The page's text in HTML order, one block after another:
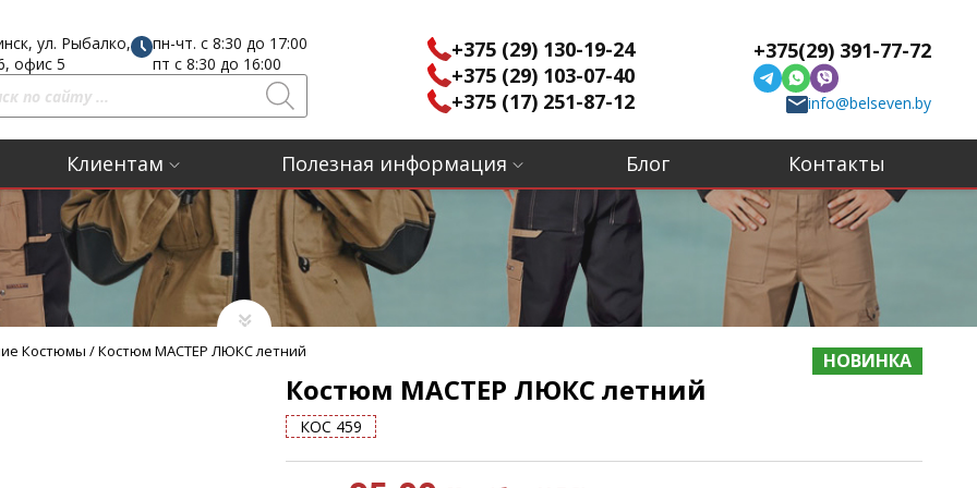
ул. Рыбалко,
офис 5
пн-чт. с 8:30 до 17:00
пт с 8:30 до 16:00
+375 (29) 130-19-24
+375 (29) 103-07-40
+375 (17) 251-87-12
+375(29) 391-77-72
info@belseven.by
Клиентам Полезная информация Блог Контакты
Костюмы /Костюм МАСТЕР ЛЮКС летний
Костюм МАСТЕР ЛЮКС летний
КОС 459
НОВИНКА